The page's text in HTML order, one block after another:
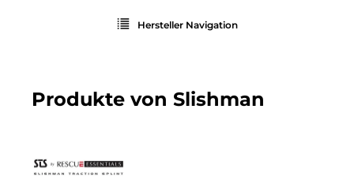
Hersteller Navigation
Produkte von Slishman